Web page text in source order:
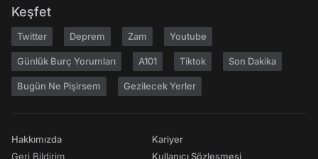
Keşfet
Twitter Deprem Zam Youtube
Günlük Burç Yorumları A101 Tiktok Son Dakika
Bugün Ne Pişirsem Gezilecek Yerler
Hakkımızda
Geri Bildirim
Kariyer
Kullanıcı Sözleşmesi